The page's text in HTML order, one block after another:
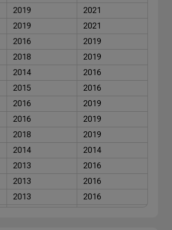
2019
2021
2019
2021
2016
2019
2018
2019
2014
2016
2015
2016
2016
2019
2016
2019
2018
2019
2014
2014
2013
2016
2013
2016
2013
2016